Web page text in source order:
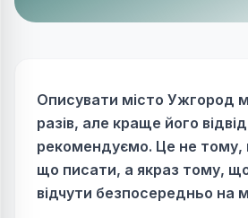
Описувати місто Ужгород
разів, але краще його
рекомендуємо. Це не
що писати, а якраз тому,
відчути безпосередньо на